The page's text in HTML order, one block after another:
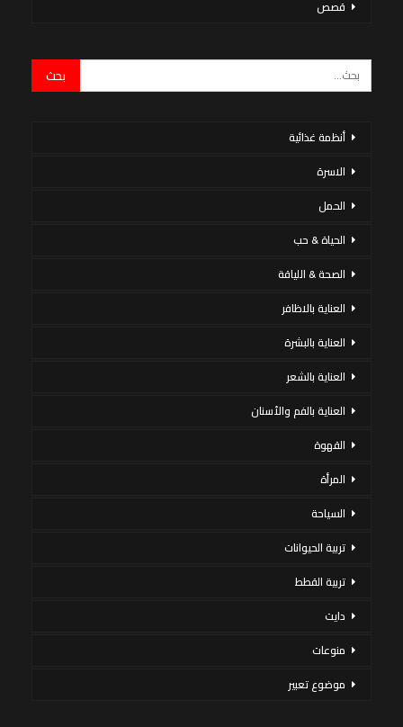
قصص
أنظمة غذائية
الاسرة
الحمل
الحياة & حب
الصحة & اللياقة
العناية بالاظافر
العناية بالبشرة
العناية بالشعر
العناية بالفم والأسنان
القهوة
المرأة
السياحة
تربية الحيوانات
تربية القطط
دايت
منوعات
موضوع تعبير